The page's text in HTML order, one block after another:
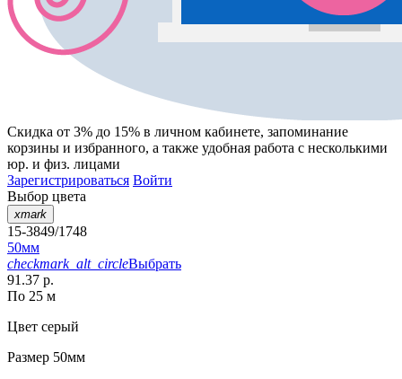
Скидка от 3% до 15% в личном кабинете, запоминание
корзины и избранного, а также удобная работа с несколькими
юр. и физ. лицами
Зарегистрироваться Войти
Выбор цвета
xmark
15-3849/1748
50мм
checkmark_alt_circleВыбрать
91.37 р.
По 25 м
Цвет серый
Размер 50мм